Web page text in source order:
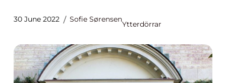
30 June 2022 Sofie Sørensen
Ytterdörrar